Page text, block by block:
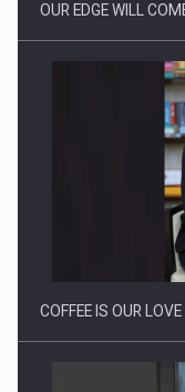
Proteinmaxxing and
OUR EDGE WILL
COFFEE IS OUR